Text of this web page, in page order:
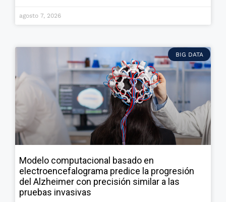
agosto 7, 2026
BIG DATA
Modelo computacional basado en
electroencefalograma predice la progresión
del Alzheimer con precisión similar a las
pruebas invasivas